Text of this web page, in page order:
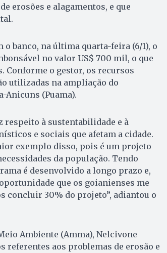
erosões e alagamentos, e que
banco, na última quarta-feira (6/1), o
no valor US$ 700 mil, o que
Conforme o gestor, os recursos
utilizadas na ampliação do
Anicuns (Puama).
respeito à sustentabilidade e à
e sociais que afetam a cidade.
exemplo disso, pois é um projeto
da população. Tendo
é desenvolvido a longo prazo e,
que os goianienses me
concluir 30% do projeto”, adiantou o
Ambiente (Amma), Nelcivone
referentes aos problemas de erosão e